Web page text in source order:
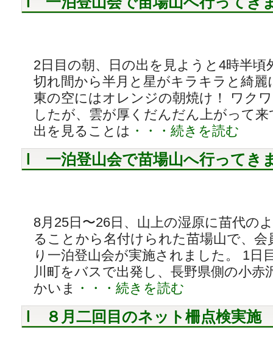
2日目の朝、日の出を見ようと4時半頃
切れ間から半月と星がキラキラと綺
東の空にはオレンジの朝焼け！ ワク
したが、雲が厚くだんだん上がって
出を見ることは ・・・続きを読む
一泊登山会で苗場山へ行ってき
8月25日〜26日、山上の湿原に苗代の
ることから名付けられた苗場山で、会
り一泊登山会が実施されました。 1日
川町をバスで出発し、長野県側の小赤
かいま ・・・続きを読む
８月二回目のネット柵点検実施